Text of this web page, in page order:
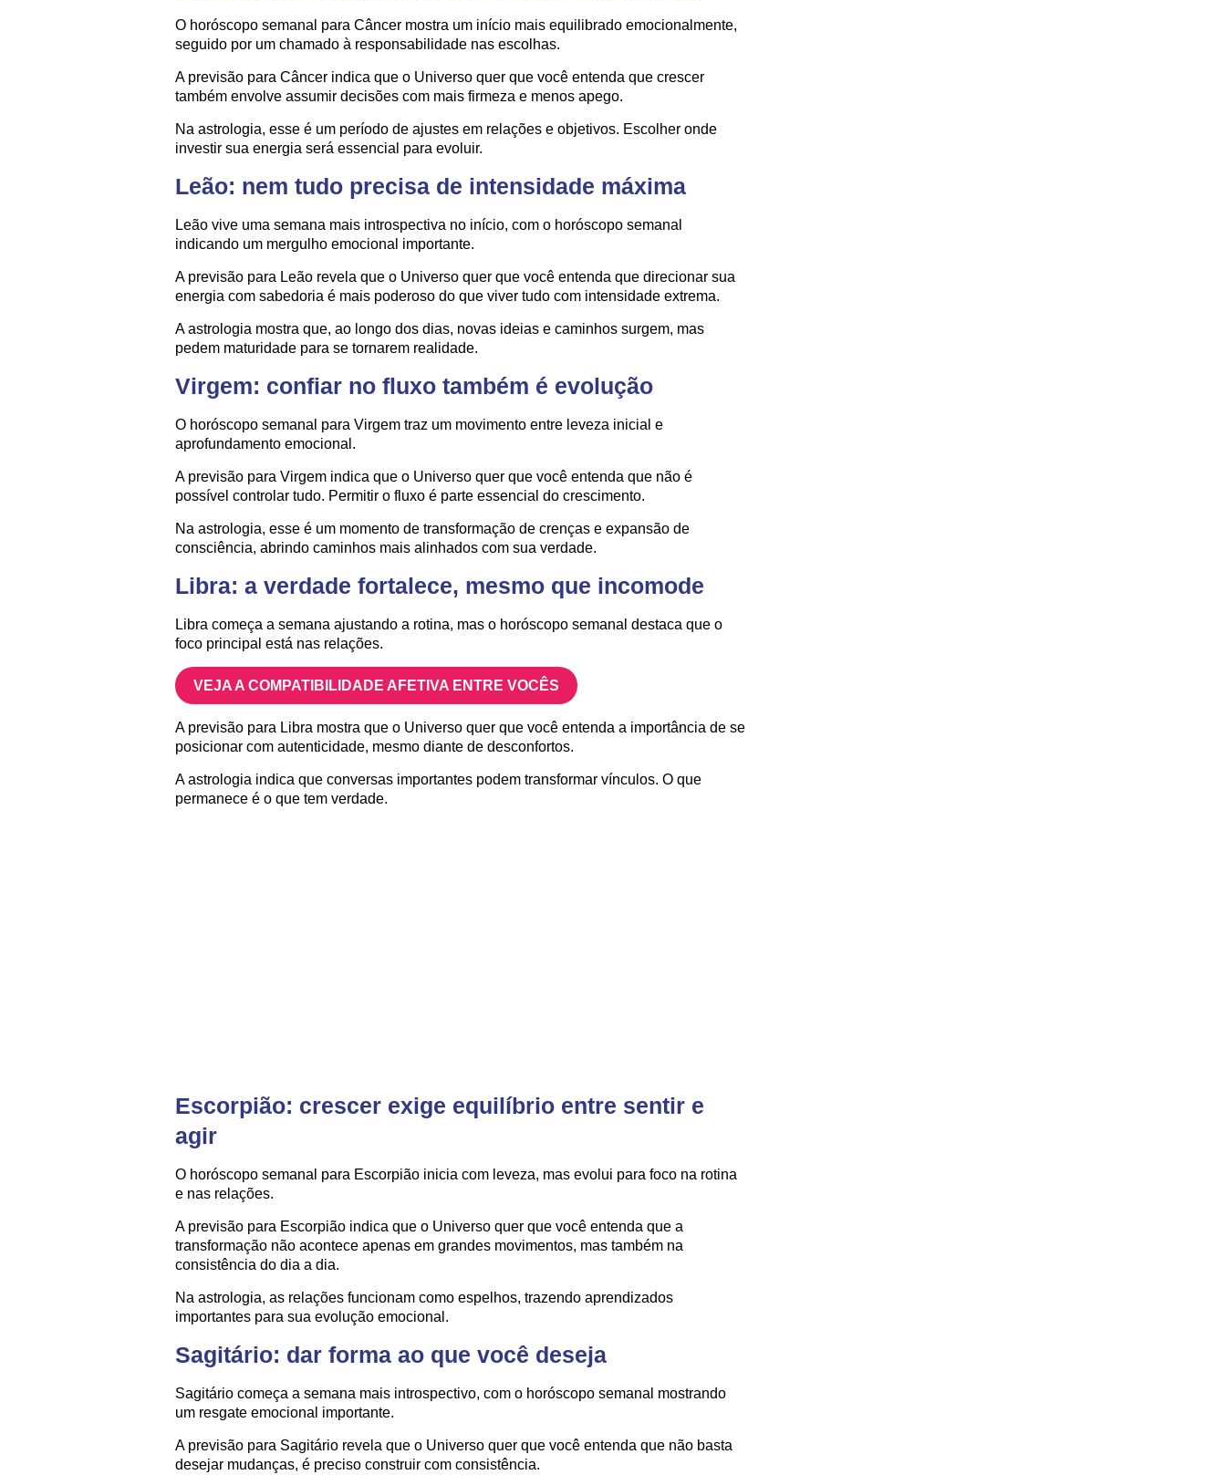
O horóscopo semanal para Câncer mostra um início mais equilibrado emocionalmente,
seguido por um chamado à responsabilidade nas escolhas.
A previsão para Câncer indica que o Universo quer que você entenda que crescer
também envolve assumir decisões com mais firmeza e menos apego.
Na astrologia, esse é um período de ajustes em relações e objetivos. Escolher onde
investir sua energia será essencial para evoluir.
Leão: nem tudo precisa de intensidade máxima
Leão vive uma semana mais introspectiva no início, com o horóscopo semanal
indicando um mergulho emocional importante.
A previsão para Leão revela que o Universo quer que você entenda que direcionar sua
energia com sabedoria é mais poderoso do que viver tudo com intensidade extrema.
A astrologia mostra que, ao longo dos dias, novas ideias e caminhos surgem, mas
pedem maturidade para se tornarem realidade.
Virgem: confiar no fluxo também é evolução
O horóscopo semanal para Virgem traz um movimento entre leveza inicial e
aprofundamento emocional.
A previsão para Virgem indica que o Universo quer que você entenda que não é
possível controlar tudo. Permitir o fluxo é parte essencial do crescimento.
Na astrologia, esse é um momento de transformação de crenças e expansão de
consciência, abrindo caminhos mais alinhados com sua verdade.
Libra: a verdade fortalece, mesmo que incomode
Libra começa a semana ajustando a rotina, mas o horóscopo semanal destaca que o
foco principal está nas relações.
VEJA A COMPATIBILIDADE AFETIVA ENTRE VOCÊS
A previsão para Libra mostra que o Universo quer que você entenda a importância de se
posicionar com autenticidade, mesmo diante de desconfortos.
A astrologia indica que conversas importantes podem transformar vínculos. O que
permanece é o que tem verdade.
Escorpião: crescer exige equilíbrio entre sentir e
agir
O horóscopo semanal para Escorpião inicia com leveza, mas evolui para foco na rotina
e nas relações.
A previsão para Escorpião indica que o Universo quer que você entenda que a
transformação não acontece apenas em grandes movimentos, mas também na
consistência do dia a dia.
Na astrologia, as relações funcionam como espelhos, trazendo aprendizados
importantes para sua evolução emocional.
Sagitário: dar forma ao que você deseja
Sagitário começa a semana mais introspectivo, com o horóscopo semanal mostrando
um resgate emocional importante.
A previsão para Sagitário revela que o Universo quer que você entenda que não basta
desejar mudanças, é preciso construir com consistência.